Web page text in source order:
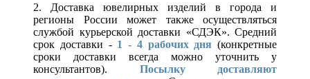
2. Доставка ювелирных изделий в города и
регионы России может также осуществляться
службой курьерской доставки «СДЭК». Средний
срок доставки - 1 - 4 рабочих дня (конкретные
сроки доставки всегда можно уточнить у
консультантов). Посылку доставляют